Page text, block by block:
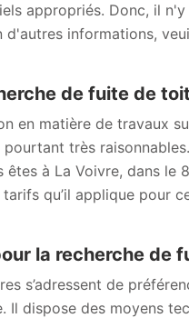
appropriés. Donc, il
informations,
de fuite de
en matière de travaux
très
à La Voivre, dans le
qu’il applique pour
la recherche de
s’adressent de
dispose des moyens